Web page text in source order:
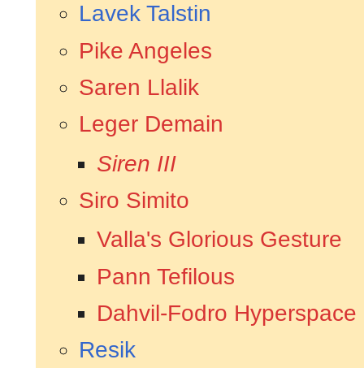
Lavek Talstin
Pike Angeles
Saren Llalik
Leger Demain
Siren III
Siro Simito
Valla's Glorious Gesture
Pann Tefilous
Dahvil-Fodro
Resik